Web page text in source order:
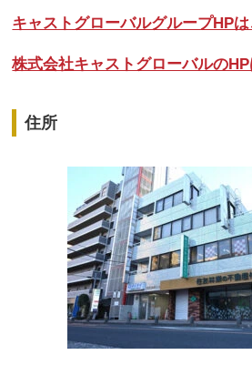
キャストグローバルグループHP
株式会社キャストグローバルの
住所